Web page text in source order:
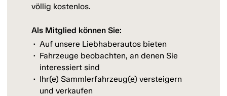
völlig kostenlos.
Als Mitglied können Sie:
Auf unsere Liebhaberautos bieten
Fahrzeuge beobachten, an denen Sie
interessiert sind
Ihr(e) Sammlerfahrzeug(e) versteigern
und verkaufen